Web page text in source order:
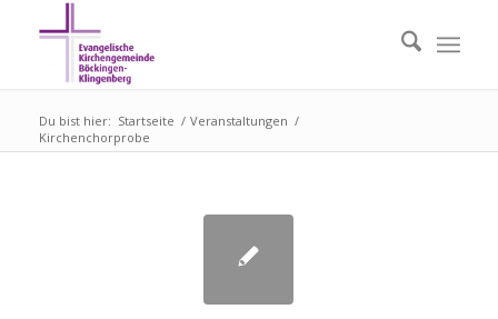
Du bist hier: Startseite / Veranstaltungen /
Kirchenchorprobe